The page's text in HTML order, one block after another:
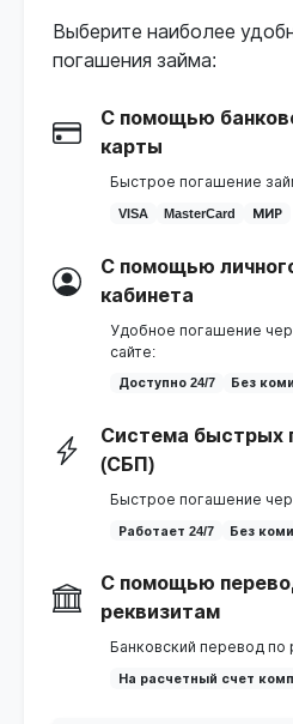
Выберите наиболее
погашения займа:
С помощью
карты
Быстрое погашение
VISA MasterCard МИР
С помощью
кабинета
Удобное погашение
сайте:
Доступно 24/7 Без
Система быстрых
(СБП)
Быстрое погашение
Работает 24/7 Без
С помощью
реквизитам
Банковский перевод по
На расчетный счет